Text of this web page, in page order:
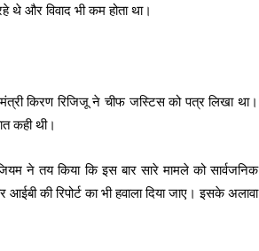
और विवाद भी कम होता था।
किरण रिजिजू ने चीफ जस्टिस को पत्र लिखा था।
कही थी।
ने तय किया कि इस बार सारे मामले को सार्वजनिक
की रिपोर्ट का भी हवाला दिया जाए। इसके अलावा